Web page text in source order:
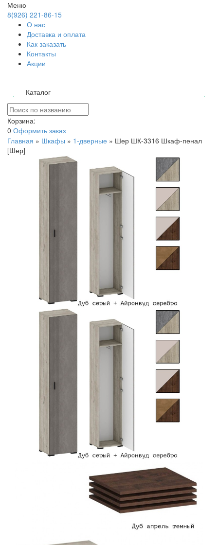
Меню
8(926) 221-86-15
О нас
Доставка и оплата
Как заказать
Контакты
Акции
Каталог
Корзина:
0 Оформить заказ
Главная » Шкафы » 1-дверные » Шер ШК-3316 Шкаф-пенал
[Шер]